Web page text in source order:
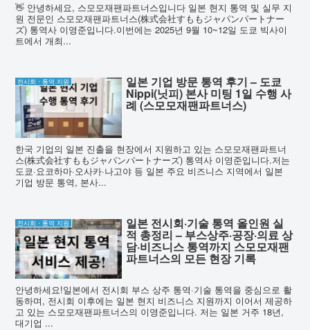
👋 안녕하세요, 스모모재팬파트너스입니다 일본 현지 통역 및 실무 지
원 전문인 스모모재팬파트너스(株式会社すももジャパンパートナー
ズ) 통역사 이영준입니다.이번에는 2025년 9월 10~12일 도쿄 빅사이
트에서 개최...
전시회・통역 지원 일본 기업 방문 통역 후기 – 도쿄
Nippi(닛피) 본사 미팅 1일 수행 사
례 (스모모재팬파트너스)
한국 기업의 일본 진출을 현장에서 지원하고 있는 스모모재팬파트너
스(株式会社すももジャパンパートナーズ) 통역사 이영준입니다.저는
도쿄·요코하마·오사카·나고야 등 일본 주요 비즈니스 지역에서 일본
기업 방문 통역, 본사...
전시회・통역 지원 일본 전시회·기술 통역 올인원 실
적 총정리 – 부스상주·공장·의료 상
담·비즈니스 통역까지 스모모재팬
파트너스의 모든 현장 기록
안녕하세요!일본에서 전시회 부스 상주 통역·기술 통역을 중심으로 활
동하며, 전시회 이후에는 일본 현지 비즈니스 지원까지 이어서 제공하
고 있는 스모모재팬파트너스의 이영준입니다. 저는 일본 거주 18년,
대기업 ...